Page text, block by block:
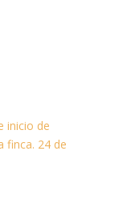
inicio de
finca. 24 de